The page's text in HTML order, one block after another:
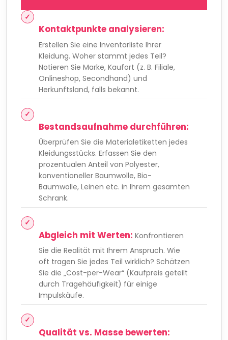
Kontaktpunkte analysieren:
Erstellen Sie eine Inventarliste Ihrer
Kleidung. Woher stammt jedes Teil?
Notieren Sie Marke, Kaufort (z. B. Filiale,
Onlineshop, Secondhand) und
Herkunftsland, falls bekannt.
Bestandsaufnahme durchführen:
Überprüfen Sie die Materialetiketten jedes
Kleidungsstücks. Erfassen Sie den
prozentualen Anteil von Polyester,
konventioneller Baumwolle, Bio-
Baumwolle, Leinen etc. in Ihrem gesamten
Schrank.
Abgleich mit Werten: Konfrontieren
Sie die Realität mit Ihrem Anspruch. Wie
oft tragen Sie jedes Teil wirklich? Schätzen
Sie die „Cost-per-Wear“ (Kaufpreis geteilt
durch Tragehäufigkeit) für einige
Impulskäufe.
Qualität vs. Masse bewerten: